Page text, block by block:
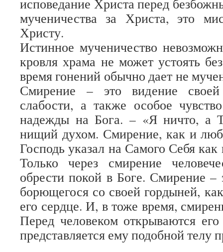
исповедание Христа перед
мученичества за Христа, это
Христу.
Истинное мученичество
кровля храма не может устоять
время гонений обычно дает не
Смирение – это видение
слабости, а также особое
надежды на Бога. – «Я ничто, а
нищий духом. Смирение, как и
Господь указал на Самого Себя
Только через смирение
обрести покой в Боге. Смирение –
борющегося со своей гордыней,
его сердце. И, в тоже время,
Перед человеком открываются
представляется ему подобной телу